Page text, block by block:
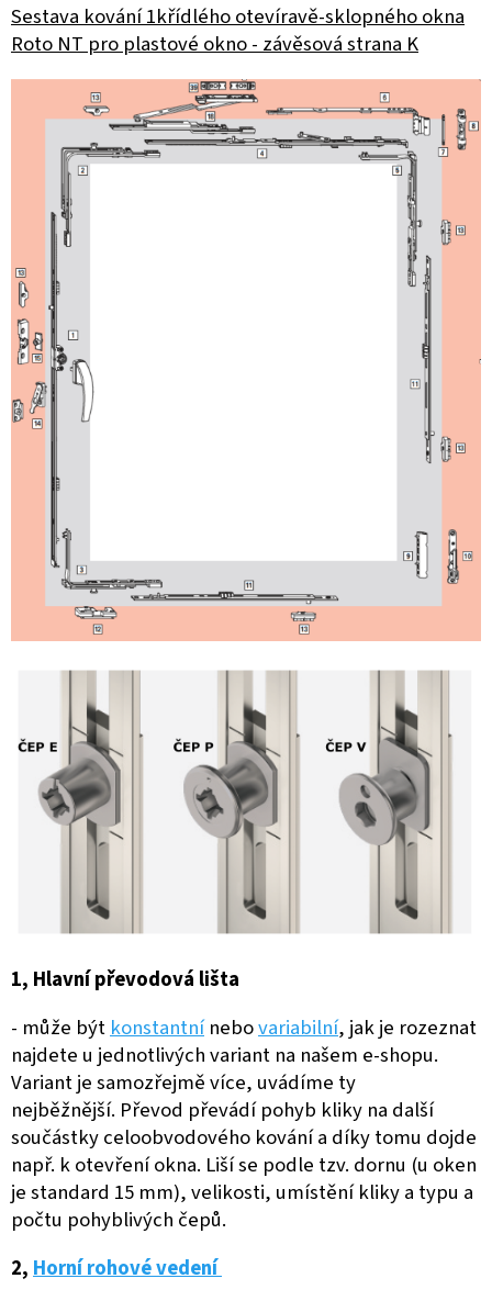
Sestava kování 1křídlého otevíravě-sklopného okna
Roto NT pro plastové okno - závěsová strana K
1, Hlavní převodová lišta
- může být konstantnínebovariabilní, jak je rozeznat
najdete u jednotlivých variant na našem e-shopu.
Variant je samozřejmě více, uvádíme ty
nejběžnější. Převod převádí pohyb kliky na další
součástky celoobvodového kování a díky tomu dojde
např. k otevření okna. Liší se podle tzv. dornu (u oken
je standard 15 mm), velikosti, umístění kliky a typu a
počtu pohyblivých čepů.
2, Horní rohové vedení